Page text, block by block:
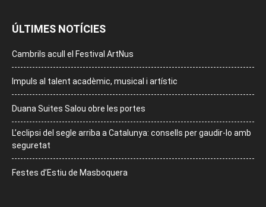
ÚLTIMES NOTÍCIES
Cambrils acull el Festival ArtNus
Impuls al talent acadèmic, musical i artístic
Duana Suites Salou obre les portes
L’eclipsi del segle arriba a Catalunya: consells per gaudir-lo amb
seguretat
Festes d’Estiu de Masboquera